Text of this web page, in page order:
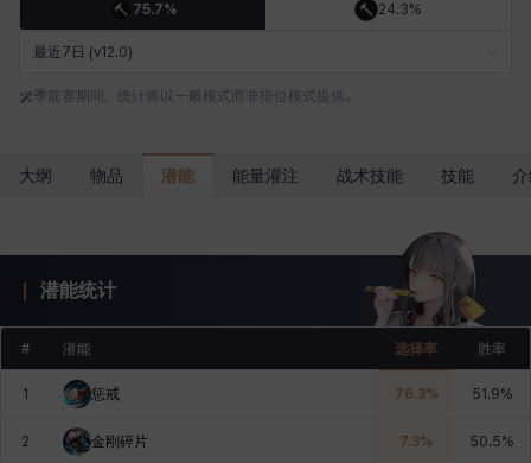
埃琳娜 埃索 塔齐娅
洛兹 海因茨
75.7% 24.3%
最近7日 (v12.0)
季前赛期间，统计将以一般模式而非排位模式提供。
大纲 物品 潜能 能量灌注 战术技能 技能
潜能统计
# 潜能 选择率 胜率
1 惩戒 76.3% 51.9%
2 金刚碎片 7.3% 50.5%